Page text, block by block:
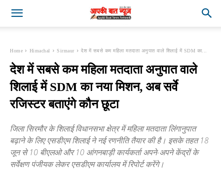
Home Himachal Sirmaur देश में सबसे कम महिला मतदाता अनुपात वाले शिलाई में SDM का...
देश में सबसे कम महिला मतदाता अनुपात वाले
शिलाई में SDM का नया मिशन, अब सर्वे
रजिस्टर बताएंगे कौन छूटा
जिला सिरमौर के शिलाई विधानसभा क्षेत्र में महिला मतदाता लिंगानुपात
बढ़ाने के लिए एसडीएम शिलाई ने नई रणनीति तैयार की है। इसके तहत 18
जून से 10 बीएलओ और 10 आंगनबाड़ी कार्यकर्ता अपने-अपने केंद्रों के
सर्वेक्षण पंजीयक लेकर एसडीएम कार्यालय में रिपोर्ट करेंगे।